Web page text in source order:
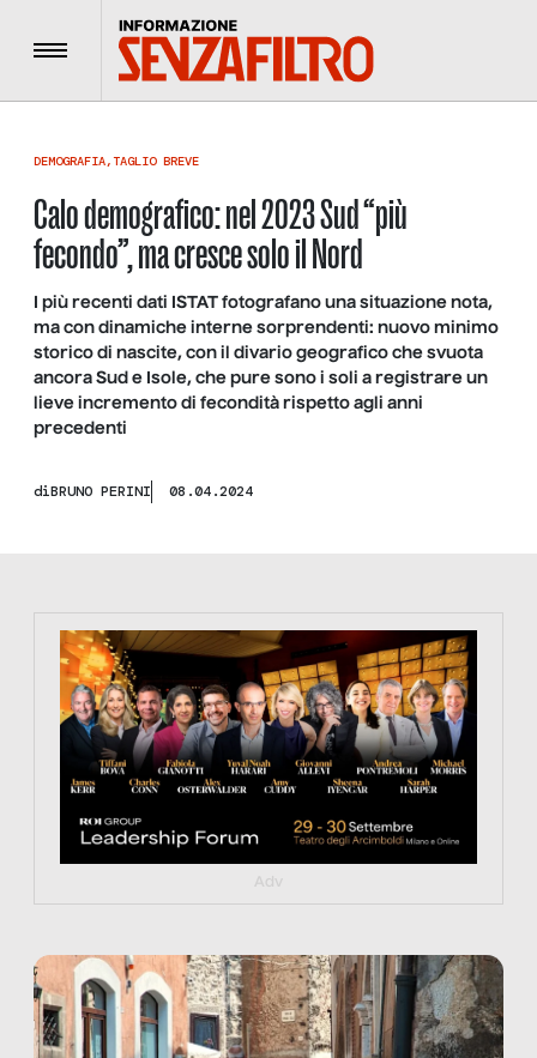
Menu
DEMOGRAFIA,TAGLIO BREVE
Calo demografico: nel 2023 Sud “più
fecondo”, ma cresce solo il Nord
I più recenti dati ISTAT fotografano una situazione nota,
ma con dinamiche interne sorprendenti: nuovo minimo
storico di nascite, con il divario geografico che svuota
ancora Sud e Isole, che pure sono i soli a registrare un
lieve incremento di fecondità rispetto agli anni
precedenti
diBRUNO PERINI 08.04.2024
https://tinyurl.com/363fvfm9
Adv